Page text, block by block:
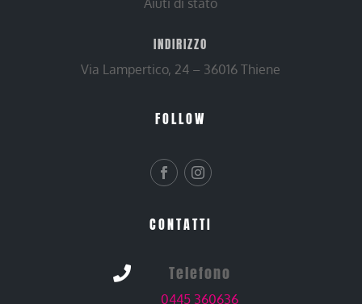
Aiuti di stato
INDIRIZZO
Via Lampertico, 24 – 36016 Thiene
FOLLOW
CONTATTI
 Telefono
0445 360636